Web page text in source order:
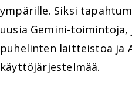
ympärille. Siksi
uusia Gemini-
puhelinten laitteistoa ja
käyttöjärjestelmää.